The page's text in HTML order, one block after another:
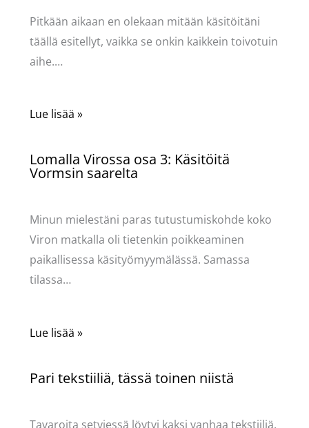
Pitkään aikaan en olekaan mitään käsitöitäni
täällä esitellyt, vaikka se onkin kaikkein toivotuin
aihe.…
Lue lisää »
Lomalla Virossa osa 3: Käsitöitä
Vormsin saarelta
Minun mielestäni paras tutustumiskohde koko
Viron matkalla oli tietenkin poikkeaminen
paikallisessa käsityömyymälässä. Samassa
tilassa…
Lue lisää »
Pari tekstiiliä, tässä toinen niistä
Tavaroita setviessä löytyi kaksi vanhaa tekstiiliä.